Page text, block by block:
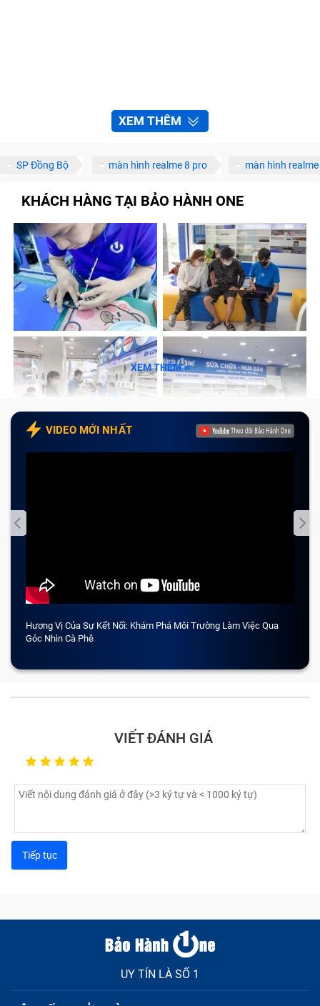
XEM THÊM
SP Đồng Bộ màn hình realme 8 pro màn hình
KHÁCH HÀNG TẠI BẢO HÀNH ONE
XEM THÊM
VIDEO MỚI NHẤT
Hương Vị Của Sự Kết Nối: Khám Phá Môi Trường Làm Việc Qua
Góc Nhìn Cà Phê
VIẾT ĐÁNH GIÁ
UY TÍN LÀ SỐ 1